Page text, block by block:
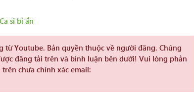
sĩ bí ẩn
Youtube. Bản quyền thuộc về người đăng. Chúng
đăng tải trên và bình luận bên dưới! Vui lòng phản
chưa chính xác email: